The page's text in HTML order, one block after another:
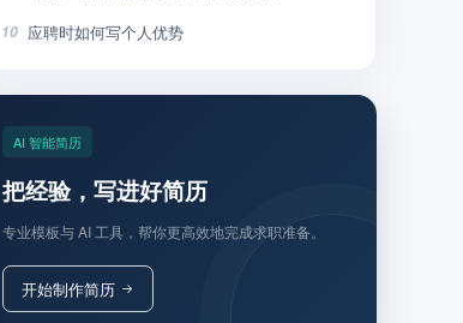
10 应聘时如何写个人优势
AI 智能简历
把经验，写进好简历
专业模板与 AI 工具，帮你更高效地完成求职准备。
开始制作简历